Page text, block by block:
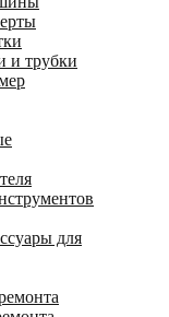
и трубки
для